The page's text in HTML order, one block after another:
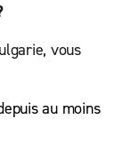
vous
au moins